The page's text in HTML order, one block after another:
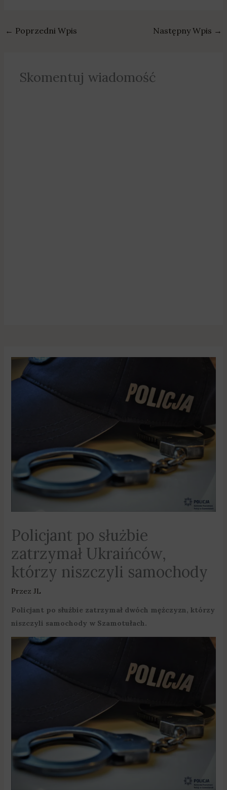
← Poprzedni Wpis Następny Wpis →
Skomentuj wiadomość
Policjant po służbie
zatrzymał Ukraińców,
którzy niszczyli samochody
Przez JL
Policjant po służbie zatrzymał dwóch mężczyzn, którzy
niszczyli samochody w Szamotułach.